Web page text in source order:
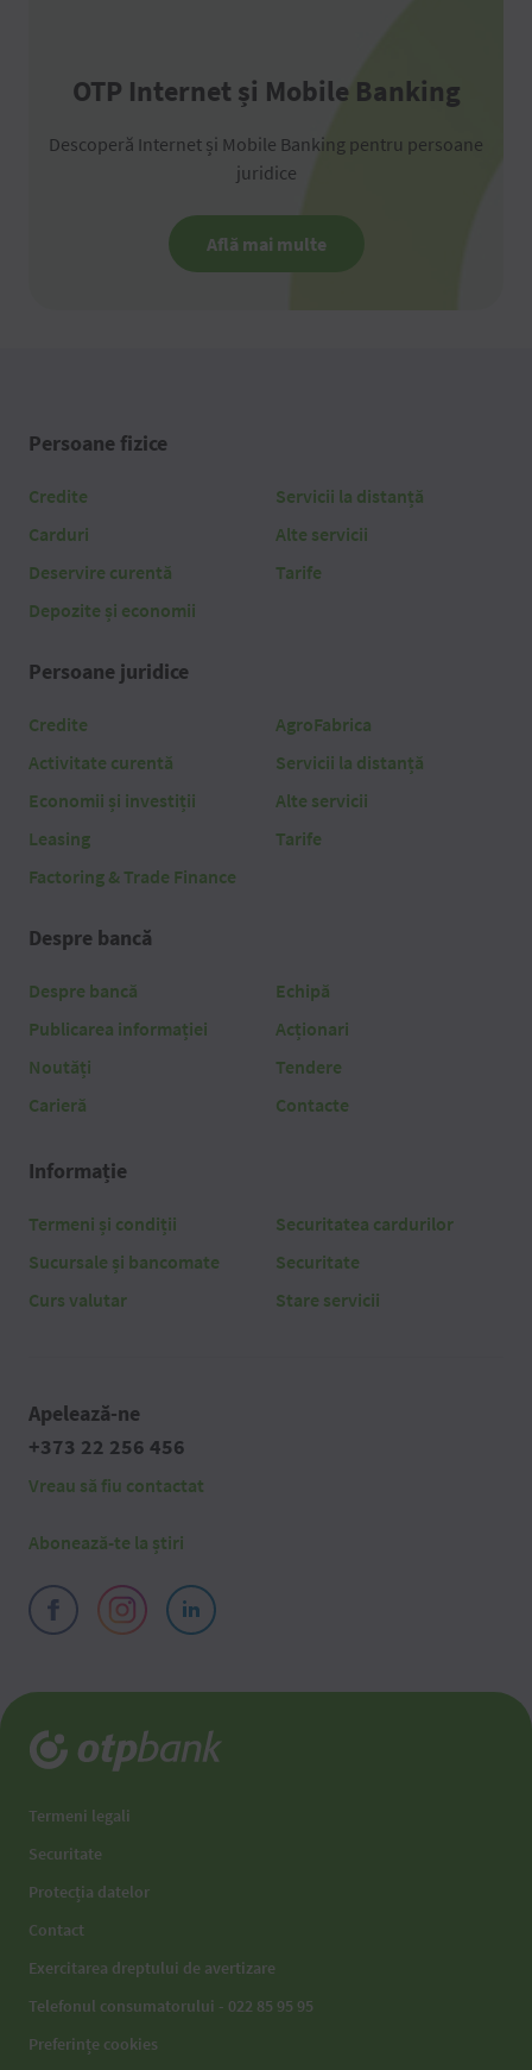
OTP Internet și Mobile Banking
Descoperă Internet și Mobile Banking pentru persoane
juridice
Află mai multe
Persoane fizice
Credite
Carduri
Deservire curentă
Depozite și economii
Servicii la distanță
Alte servicii
Tarife
Persoane juridice
Credite
Activitate curentă
Economii și investiții
Leasing
Factoring & Trade Finance
AgroFabrica
Servicii la distanță
Alte servicii
Tarife
Despre bancă
Despre bancă
Publicarea informației
Noutăți
Carieră
Echipă
Acționari
Tendere
Contacte
Informație
Termeni și condiții
Sucursale și bancomate
Curs valutar
Securitatea cardurilor
Securitate
Stare servicii
Apelează-ne
+373 22 256 456
Vreau să fiu contactat
Abonează-te la știri
Termeni legali
Securitate
Protecția datelor
Contact
Exercitarea dreptului de avertizare
Telefonul consumatorului - 022 85 95 95
Preferințe cookies